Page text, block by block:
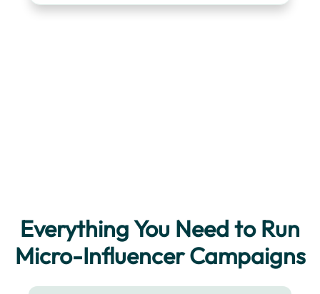
Everything You Need to Run
Micro-Influencer Campaigns